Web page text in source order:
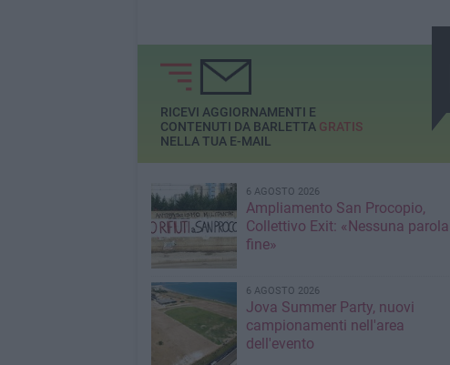
RICEVI AGGIORNAMENTI E
CONTENUTI DA BARLETTA GRATIS
NELLA TUA E-MAIL
6 AGOSTO 2026
Ampliamento San Procopio,
Collettivo Exit: «Nessuna parola
fine»
6 AGOSTO 2026
Jova Summer Party, nuovi
campionamenti nell'area
dell'evento